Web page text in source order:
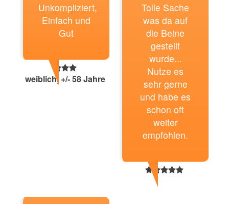
Unkompliziert,
Einfach und
Gut
weiblich, +/- 58 Jahre
Tolle Sache
was da auf
die Beine
gestellt
wurde...
Nutze es
sehr gerne
und habe es
schon oft
weiter
empfohlen.